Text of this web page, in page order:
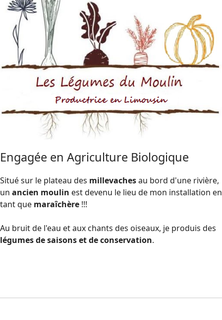
Engagée en Agriculture Biologique
Situé sur le plateau des millevachesau bord d'une rivière,
un ancien moulin est devenu le lieu de mon installation en
tant que maraîchère !!!
Au bruit de l'eau et aux chants des oiseaux, je produis des
légumes de saisons et de conservation.